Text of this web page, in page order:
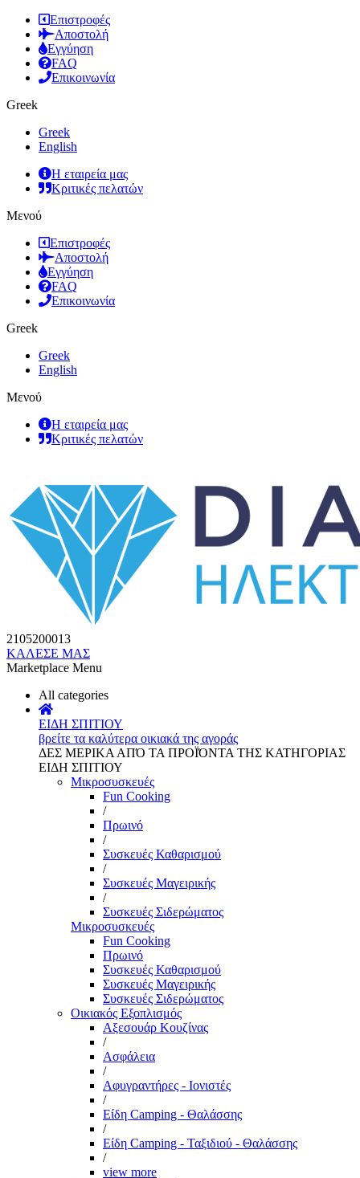
Επιστροφές
Αποστολή
Εγγύηση
FAQ
Επικοινωνία
Greek
Greek
English
Η εταιρεία μας
Κριτικές πελατών
Μενού
Επιστροφές
Αποστολή
Εγγύηση
FAQ
Επικοινωνία
Greek
Greek
English
Μενού
Η εταιρεία μας
Κριτικές πελατών
2105200013
ΚΑΛΕΣΕ ΜΑΣ
Marketplace Menu
All categories
ΕΙΔΗ ΣΠΙΤΙΟΥ
βρείτε τα καλύτερα οικιακά της αγοράς
ΔΕΣ ΜΕΡΙΚΑ ΑΠΌ ΤΑ ΠΡΟΪΌΝΤΑ ΤΗΣ ΚΑΤΗΓΟΡΙΑΣ
ΕΙΔΗ ΣΠΙΤΙΟΥ
Μικροσυσκευές
Fun Cooking
/
Πρωινό
/
Συσκευές Καθαρισμού
/
Συσκευές Μαγειρικής
/
Συσκευές Σιδερώματος
Μικροσυσκευές
Fun Cooking
Πρωινό
Συσκευές Καθαρισμού
Συσκευές Μαγειρικής
Συσκευές Σιδερώματος
Οικιακός Εξοπλισμός
Αξεσουάρ Κουζίνας
/
Ασφάλεια
/
Αφυγραντήρες - Ιονιστές
/
Είδη Camping - Θαλάσσης
/
Είδη Camping - Ταξιδιού - Θαλάσσης
/
view more